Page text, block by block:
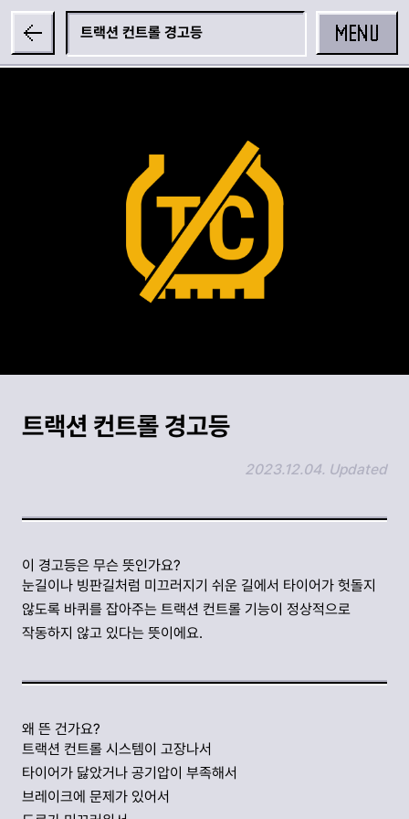
MENU
트랙션 컨트롤 경고등
트랙션 컨트롤 경고등
2023.12.04. Updated
이 경고등은 무슨 뜻인가요?
눈길이나 빙판길처럼 미끄러지기 쉬운 길에서 타이어가 헛돌지
않도록 바퀴를 잡아주는 트랙션 컨트롤 기능이 정상적으로
작동하지 않고 있다는 뜻이에요.
왜 뜬 건가요?
트랙션 컨트롤 시스템이 고장나서
타이어가 닳았거나 공기압이 부족해서
브레이크에 문제가 있어서
링크 복사하기